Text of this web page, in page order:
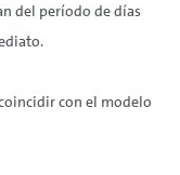
del período de días
con el modelo